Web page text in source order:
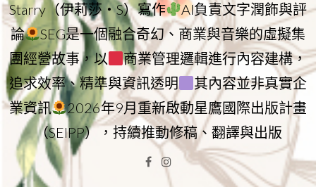
Starry（伊莉莎・S）寫作
AI負責文字潤飾與評
論
SEG是一個融合奇幻、商業與音樂的虛擬集
團經營故事，以
商業管理邏輯進行內容建構，
追求效率、精準與資訊透明
其內容並非真實企
業資訊
2026年9月重新啟動星鷹國際出版計畫
（SEIPP），持續推動修稿、翻譯與出版
Facebook
Instagram